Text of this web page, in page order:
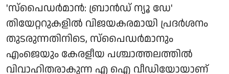
'സ്‌പൈഡർമാൻ: ബ്രാൻഡ് ന്യൂ ഡേ'
തിയേറ്ററുകളിൽ വിജയകരമായി പ്രദർശനം
തുടരുന്നതിനിടെ, സ്പൈഡർമാനും
എംജെയും കേരളീയ പശ്ചാത്തലത്തിൽ
വിവാഹിതരാകുന്ന എ ഐ വീഡിയോയാണ്